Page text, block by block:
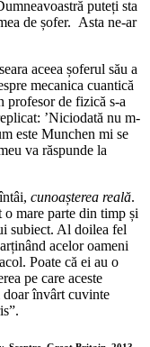
puteți sta
de șofer. Asta ne-ar
aceea șoferul său a
mecanica cuantică
profesor de fizică s-a
’Niciodată nu m-
este Munchen mi se
va răspunde la
cunoașterea reală.
mare parte din timp și
subiect. Al doilea fel
acelor oameni
Poate că ei au o
pe care aceste
doar învârt cuvinte